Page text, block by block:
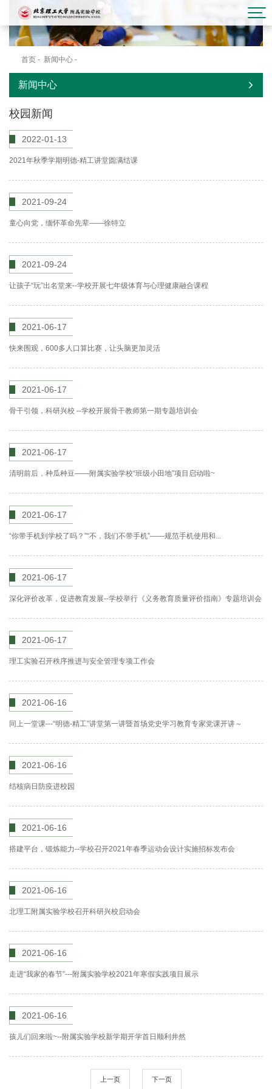
首页 - 新闻中心 -
新闻中心
校园新闻
2022-01-13
2021年秋季学期明德-精工讲堂圆满结课
2021-09-24
童心向党，缅怀革命先辈——徐特立
2021-09-24
让孩子“玩”出名堂来--学校开展七年级体育与心理健康融合课程
2021-06-17
快来围观，600多人口算比赛，让头脑更加灵活
2021-06-17
骨干引领，科研兴校 --学校开展骨干教师第一期专题培训会
2021-06-17
清明前后，种瓜种豆——附属实验学校“班级小田地”项目启动啦~
2021-06-17
“你带手机到学校了吗？”“不，我们不带手机”——规范手机使用和...
2021-06-17
深化评价改革，促进教育发展--学校举行《义务教育质量评价指南》专题培训会
2021-06-17
理工实验召开秩序推进与安全管理专项工作会
2021-06-16
同上一堂课---“明德-精工”讲堂第一讲暨首场党史学习教育专家党课开讲～
2021-06-16
结核病日防疫进校园
2021-06-16
搭建平台，锻炼能力--学校召开2021年春季运动会设计实施招标发布会
2021-06-16
北理工附属实验学校召开科研兴校启动会
2021-06-16
走进“我家的春节”---附属实验学校2021年寒假实践项目展示
2021-06-16
孩儿们回来啦~--附属实验学校新学期开学首日顺利井然
上一页 下一页